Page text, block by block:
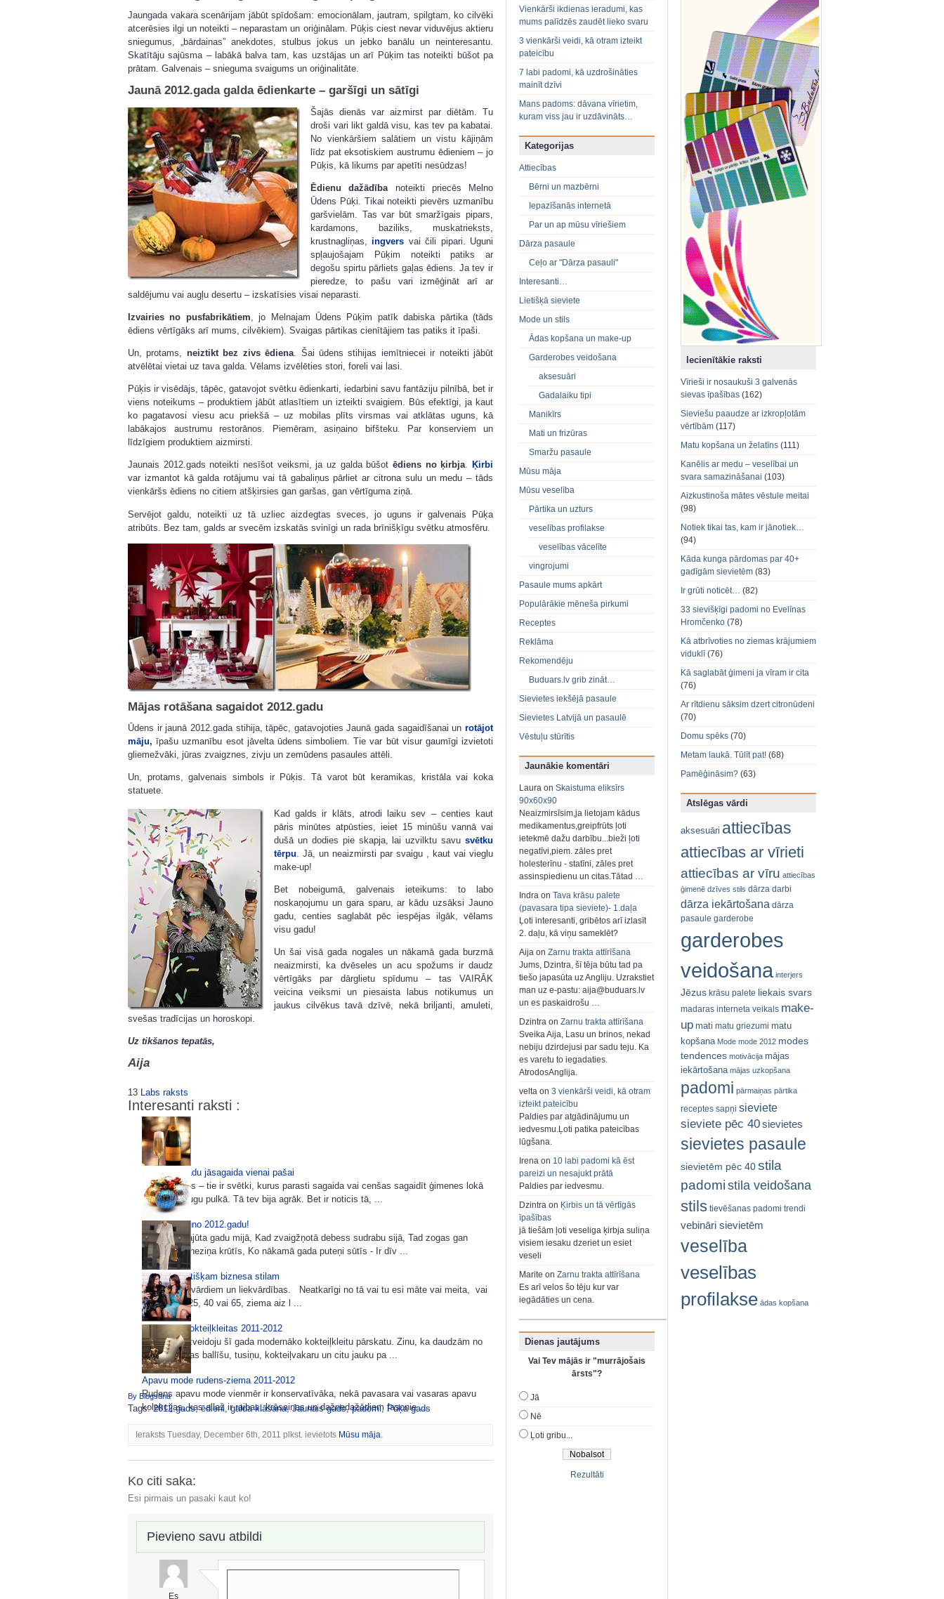
Jaungada vakara scenārijam jābūt spīdošam: emocionālam, jautram, spilgtam, ko cilvēki
atcerēsies ilgi un noteikti – neparastam un oriģinālam. Pūķis ciest nevar viduvējus aktieru
sniegumus, „bārdainas” anekdotes, stulbus jokus un jebko banālu un neinteresantu.
Skatītāju sajūsma – labākā balva tam, kas uzstājas un arī Pūķim tas noteikti būšot pa
prātam. Galvenais – snieguma svaigums un oriģinalitāte.
Jaunā 2012.gada galda ēdienkarte – garšīgi un sātīgi
Šajās dienās var aizmirst par diētām. Tu
droši vari likt galdā visu, kas tev pa kabatai.
No vienkāršiem salātiem un vistu kājiņām
līdz pat eksotiskiem austrumu ēdieniem – jo
Pūķis, kā likums par apetīti nesūdzas!
Ēdienu dažādība noteikti priecēs Melno
Ūdens Pūķi. Tikai noteikti pievērs uzmanību
garšvielām. Tas var būt smaržīgais pipars,
kardamons, baziliks, muskatrieksts,
krustnagliņas,
ingvers vai čili pipari. Uguni
spļaujošajam Pūķim noteikti patiks ar
degošu spirtu pārliets gaļas ēdiens. Ja tev ir
pieredze, to pašu vari izmēģināt arī ar
saldējumu vai augļu desertu – izskatīsies visai neparasti.
Izvairies no pusfabrikātiem , jo Melnajam Ūdens Pūķim patīk dabiska pārtika (tāds
ēdiens vērtīgāks arī mums, cilvēkiem). Svaigas pārtikas cienītājiem tas patiks it īpaši.
Un, protams, neiztikt bez zivs ēdiena. Šai ūdens stihijas iemītniecei ir noteikti jābūt
atvēlētai vietai uz tava galda. Vēlams izvēlēties stori, foreli vai lasi.
Pūķis ir visēdājs, tāpēc, gatavojot svētku ēdienkarti, iedarbini savu fantāziju pilnībā, bet ir
viens noteikums – produktiem jābūt atlasītiem un izteikti svaigiem. Būs efektīgi, ja kaut
ko pagatavosi viesu acu priekšā – uz mobilas plīts virsmas vai atklātas uguns, kā
labākajos austrumu restorānos. Piemēram, asiņaino bifšteku. Par konserviem un
līdzīgiem produktiem aizmirsti.
Jaunais 2012.gads noteikti nesīšot veiksmi, ja uz galda būšot ēdiens no ķirbja. Ķirbi
var izmantot kā galda rotājumu vai tā gabaliņus pārliet ar citrona sulu un medu – tāds
vienkāršs ēdiens no citiem atšķirsies gan garšas, gan vērtīguma ziņā.
Servējot galdu, noteikti uz tā uzliec aizdegtas sveces, jo uguns ir galvenais Pūķa
atribūts. Bez tam, galds ar svecēm izskatās svinīgi un rada brīnišķīgu svētku atmosfēru.
Mājas rotāšana sagaidot 2012.gadu
Ūdens ir jaunā 2012.gada stihija, tāpēc, gatavojoties Jaunā gada sagaidīšanai un rotājot
māju,īpašu uzmanību esot jāvelta ūdens simboliem. Tie var būt visur gaumīgi izvietoti
gliemežvāki, jūras zvaigznes, zivju un zemūdens pasaules attēli.
Un, protams, galvenais simbols ir Pūķis. Tā varot būt keramikas, kristāla vai koka
statuete.
Kad galds ir klāts, atrodi laiku sev – centies kaut
pāris minūtes atpūsties, ieiet 15 minūšu vannā vai
dušā un dodies pie skapja, lai uzvilktu savu svētku
tērpu . Jā, un neaizmirsti par svaigu , kaut vai vieglu
make-up!
Bet nobeigumā, galvenais ieteikums: to labo
noskaņojumu un gara sparu, ar kādu uzsāksi Jauno
gadu, centies saglabāt pēc iespējas ilgāk, vēlams
visu gadu!
Un šai visā gada nogales un nākamā gada burzmā
neaizmirsti, ka dvēseles un acu spožums ir daudz
vērtīgāks par dārglietu spīdumu – tas VAIRĀK
veicina veiksmi un piesaista labus notikumus un
jaukus cilvēkus tavā dzīvē, nekā briljanti, amuleti,
svešas tradīcijas un horoskopi.
Uz tikšanos tepatās,
Aija
13 Labs raksts
Interesanti raksti :
Ja Jauno gadu jāsagaida vienai pašai
Jaunais gads – tie ir svētki, kurus parasti sagaida vai cenšas sagaidīt ģimenes lokā
vai lielā draugu pulkā. Tā tev bija agrāk. Bet ir noticis tā, ...
Laimīgu Jauno 2012.gadu!
Ir dīvaina sajūta gadu mijā, Kad zvaigžņotā debess sudrabu sijā, Tad zogas gan
prieks, gan neziņa krūtīs, Ko nākamā gada puteņi sūtīs - Ir dīv ...
85 idejas lietišķam biznesa stilam
Šoreiz bez vārdiem un liekvārdības. Neatkarīgi no tā vai tu esi māte vai meita, vai
tev šobrīd 25, 40 vai 65, ziema aiz l ...
Modernas kokteiļkleitas 2011-2012
Šodien es izveidoju šī gada modernāko kokteiļkleitu pārskatu. Zinu, ka daudzām no
mums tuvojas ballīšu, tusiņu, kokteiļvakaru un citu jauku pa ...
Apavu mode rudens-ziema 2011-2012
Rudens apavu mode vienmēr ir konservatīvāka, nekā pavasara vai vasaras apavu
kolekcijas, kas allaž ir raibas, krāsainas un dažnedažādiem fasonie ...
By Blogsdna
Tags:2012.gads,ēdieni,galda klāšana,Jaunais gads,padomi, Pūķa gads
Ieraksts Tuesday, December 6th, 2011 plkst. ievietots Mūsu māja.
Ko citi saka:
Esi pirmais un pasaki kaut ko!
Pievieno savu atbildi
Es
Vienkārši ikdienas ieradumi, kas
mums palīdzēs zaudēt lieko svaru
3 vienkārši veidi, kā otram izteikt
pateicību
7 labi padomi, kā uzdrošināties
mainīt dzīvi
Mans padoms: dāvana vīrietim,
kuram viss jau ir uzdāvināts…
Kategorijas
Attiecības
Bērni un mazbērni
Iepazīšanās internetā
Par un ap mūsu vīriešiem
Dārza pasaule
Ceļo ar "Dārza pasauli"
Interesanti…
Lietišķā sieviete
Mode un stils
Ādas kopšana un make-up
Garderobes veidošana
aksesuāri
Gadalaiku tipi
Manikīrs
Mati un frizūras
Smaržu pasaule
Mūsu māja
Mūsu veselība
Pārtika un uzturs
veselības profilakse
veselības vācelīte
vingrojumi
Pasaule mums apkārt
Populārākie mēneša pirkumi
Receptes
Reklāma
Rekomendēju
Buduars.lv grib zināt…
Sievietes iekšējā pasaule
Sievietes Latvijā un pasaulē
Vēstuļu stūrītis
Jaunākie komentāri
Laura on Skaistuma eliksīrs
90x60x90
Neaizmirsīsim,ja lietojam kādus
medikamentus,greipfrūts ļoti
ietekmē dažu darbību...bieži ļoti
negatīvi,piem. zāles pret
holesterīnu - statīni, zāles pret
assinspiedienu un citas.Tātad …
Indra on Tava krāsu palete
(pavasara tipa sieviete)- 1.daļa
Ļoti interesanti, gribētos arī izlasīt
2. daļu, kā viņu sameklēt?
Aija on Zarnu trakta attīrīšana
Jums, Dzintra, šī tēja būtu tad pa
tiešo japasūta uz Angliju. Uzrakstiet
man uz e-pastu: aija@buduars.lv
un es paskaidrošu …
Dzintra on Zarnu trakta attīrīšana
Sveika Aija, Lasu un brinos, nekad
nebiju dzirdejusi par sadu teju. Ka
es varetu to iegadaties.
AtrodosAnglija.
velta on 3 vienkārši veidi, kā otram
izteikt pateicību
Paldies par atgādinājumu un
iedvesmu.Ļoti patika pateicības
lūgšana.
Irena on 10 labi padomi kā ēst
pareizi un nesajukt prātā
Paldies par iedvesmu.
Dzintra on Ķirbis un tā vērtīgās
īpašības
jā tiešām ļoti veseliga ķirbja suliņa
visiem iesaku dzeriet un esiet
veseli
Marite on Zarnu trakta attīrīšana
Es arī velos šo tēju kur var
iegādāties un cena.
Dienas jautājums
Vai Tev mājās ir "murrājošais
ārsts"?
Jā
Nē
Ļoti gribu...
Rezultāti
Iecienītākie raksti
Vīrieši ir nosaukuši 3 galvenās
sievas īpašības (162)
Sieviešu paaudze ar izkropļotām
vērtībām (117)
Matu kopšana un želatīns (111)
Kanēlis ar medu – veselībai un
svara samazināšanai (103)
Aizkustinoša mātes vēstule meitai
(98)
Notiek tikai tas, kam ir jānotiek…
(94)
Kāda kunga pārdomas par 40+
gadīgām sievietēm (83)
Ir grūti noticēt… (82)
33 sievišķīgi padomi no Evelīnas
Hromčenko (78)
Kā atbrīvoties no ziemas krājumiem
viduklī(76)
Kā saglabāt ģimeni ja vīram ir cita
(76)
Ar rītdienu sāksim dzert citronūdeni
(70)
Domu spēks (70)
Metam laukā. Tūlīt pat! (68)
Pamēģināsim? (63)
Atslēgas vārdi
aksesuāri attiecības
attiecības ar vīrieti
attiecības ar vīru attiecības
ģimenē dzīves stils dārza darbi
dārza iekārtošana dārza
pasaule garderobe
garderobes
veidošana interjers
Jēzus krāsu palete liekais svars
madaras interneta veikals make-
up mati matu griezumi matu
kopšana Mode mode 2012 modes
tendences motivācija mājas
iekārtošana mājas uzkopšana
padomi pārmaiņas pārtika
receptes sapņi sieviete
sieviete pēc 40sievietes
sievietes pasaule
sievietēm pēc 40stila
padomistila veidošana
stils tievēšanas padomi trendi
vebināri sievietēm
veselība
veselības
profilakse ādas kopšana